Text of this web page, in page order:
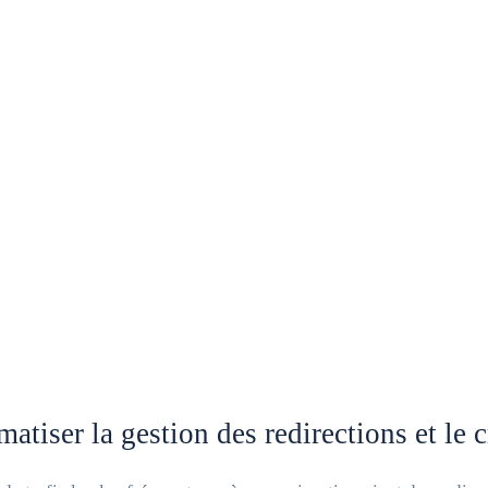
la gestion des redirections et le